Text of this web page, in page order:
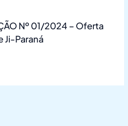
Nº 01/2024 – Oferta
Ji-Paraná